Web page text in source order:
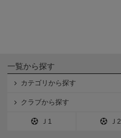
一覧から探す
カテゴリから探す
クラブから探す
Ｊ1 Ｊ2